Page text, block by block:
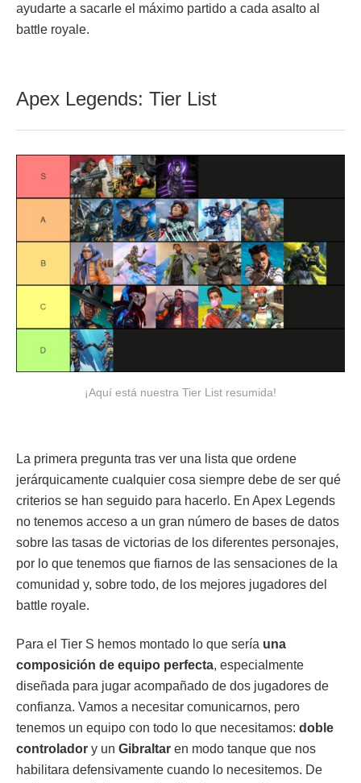
ayudarte a sacarle el máximo partido a cada asalto al
battle royale.
Apex Legends: Tier List
¡Aquí está nuestra Tier List resumida!
La primera pregunta tras ver una lista que ordene
jerárquicamente cualquier cosa siempre debe de ser qué
criterios se han seguido para hacerlo. En Apex Legends
no tenemos acceso a un gran número de bases de datos
sobre las tasas de victorias de los diferentes personajes,
por lo que tenemos que fiarnos de las sensaciones de la
comunidad y, sobre todo, de los mejores jugadores del
battle royale.
Para el Tier S hemos montado lo que sería una
composición de equipo perfecta, especialmente
diseñada para jugar acompañado de dos jugadores de
confianza. Vamos a necesitar comunicarnos, pero
tenemos un equipo con todo lo que necesitamos: doble
controlador y un Gibraltar en modo tanque que nos
habilitara defensivamente cuando lo necesitemos. De